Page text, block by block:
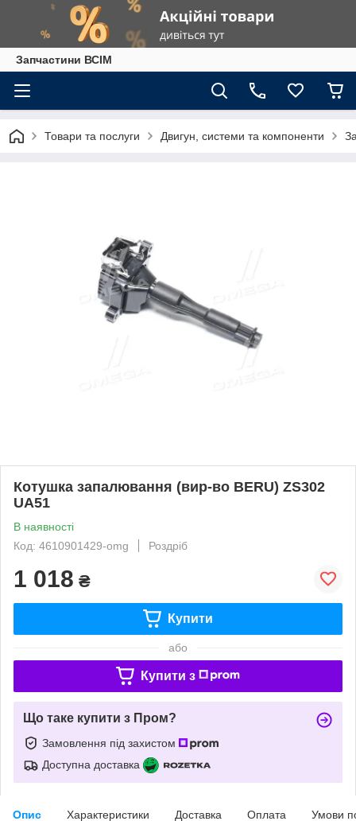
Запчастини ВСІМ
Товари та послуги Двигун, системи та компоненти
Котушка запалювання (вир-во BERU) ZS302
UA51
В наявності
Код: 4610901429-omg
Роздріб
1 018 ₴
Купити
або
Купити з
Що таке купити з Пром?
Замовлення під захистом
Доступна доставка
Опис Характеристики Доставка Оплата Умови